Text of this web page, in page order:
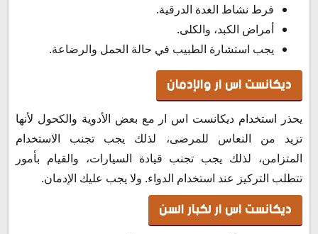
فرط نشاط الغدة الدرقية.
أمراض الكبد، والكلى.
يجب استشارة الطبيب في حالة الحمل والرضاعة.
ديكانست اس ار والإدمان
يحذر استخدام ديكانست اس ار مع بعض الأدوية والكحول لأنها
تزيد من النعاس للمرضى، لذلك يجب تجنب الاستخدام
المتزامن، لذلك يجب تجنب قيادة السيارات، والقيام بأمور
تتطلب التركيز عند استخدام الدواء. ولا يجب عليك الإدمان.
ديكانست اس ار لكبار السن